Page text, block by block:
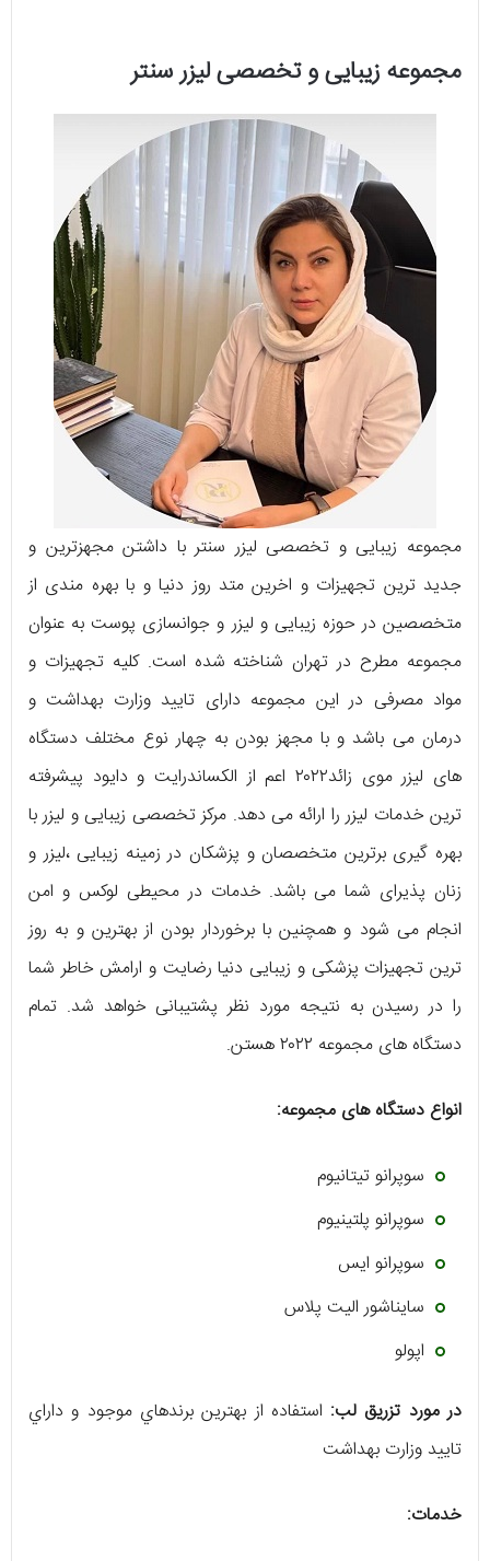
مجموعه زیبایی و تخصصی لیزر سنتر
مجموعه زیبایی و تخصصی لیزر سنتر با داشتن مجهزترین و
جدید ترین تجهیزات و اخرین متد روز دنیا و با بهره مندی از
متخصصین در حوزه زیبایی و لیزر و جوانسازی پوست به عنوان
مجموعه مطرح در تهران شناخته شده است. کلیه تجهیزات و
مواد مصرفی در این مجموعه دارای تایید وزارت بهداشت و
درمان می باشد و با مجهز بودن به چهار نوع مختلف دستگاه
های لیزر موی زائد۲۰۲۲ اعم از الکساندرایت و دایود پیشرفته
ترین خدمات لیزر را ارائه می دهد. مرکز تخصصی زیبایی و لیزر با
بهره گیری برترین متخصصان و پزشکان در زمینه زیبایی ،لیزر و
زنان پذیرای شما می باشد. خدمات در محیطی لوکس و امن
انجام می شود و همچنین با برخوردار بودن از بهترین و به روز
ترین تجهیزات پزشکی و زیبایی دنیا رضایت و ارامش خاطر شما
را در رسیدن به نتیجه مورد نظر پشتیبانی خواهد شد. تمام
دستگاه های مجموعه ٢٠٢٢ هستن.
انواع دستگاه های مجموعه:
سوپرانو تيتانيوم
سوپرانو پلتينيوم
سوپرانو ايس
سايناشور اليت پلاس
اپولو
در مورد تزريق لب: استفاده از بهترين برندهاي موجود و داراي
تاييد وزارت بهداشت
خدمات: